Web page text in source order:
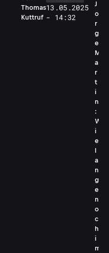
Thomas
Kuttruf
13.05.2025
- 14:32
J
o
r
g
e
M
a
r
t
i
n
:
W
i
e
l
a
n
g
e
n
o
c
h
i
m